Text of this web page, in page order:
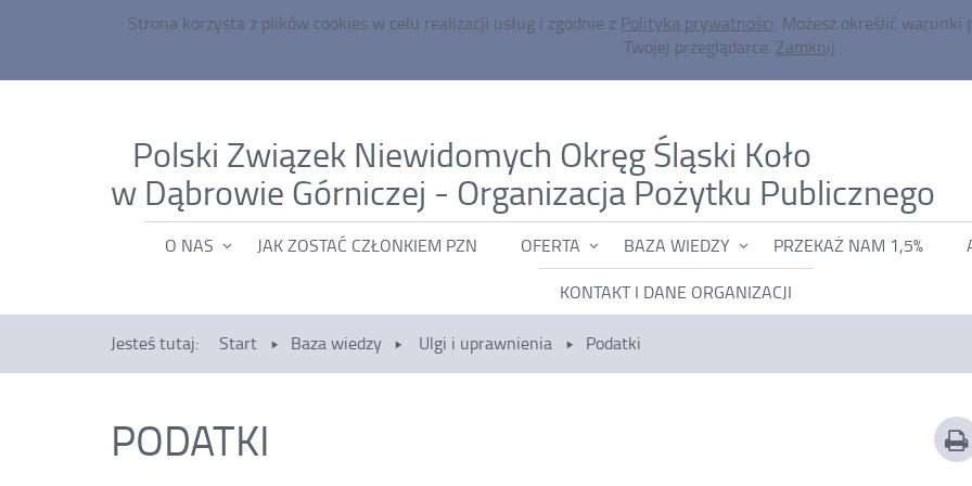
Strona korzysta z plików cookies w celu realizacji usług i zgodnie z Polityką prywatności. Możesz określić
Twojej przeglądarce. Zamknij
Polski Związek Niewidomych Okręg Śląski Koło
w Dąbrowie Górniczej - Organizacja Pożytku Publicznego
MENU
O NAS JAK ZOSTAĆ CZŁONKIEM PZN OFERTA BAZA WIEDZY PRZEKAŻ NAM 1,5%
KONTAKT I DANE ORGANIZACJI
Jesteś tutaj: Start Baza wiedzy Ulgi i uprawnienia Podatki
PODATKI